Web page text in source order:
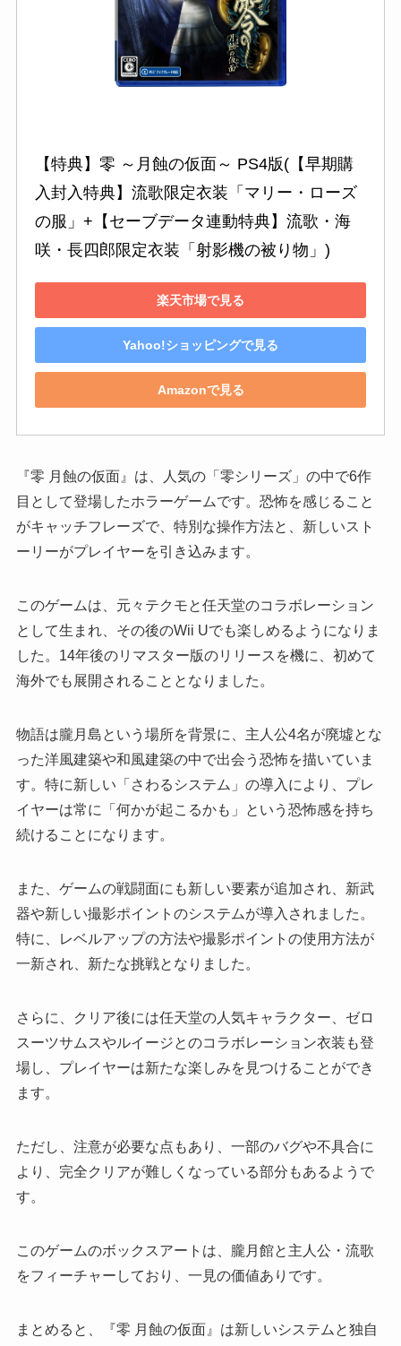
【特典】零 ～月蝕の仮面～ PS4版(【早期購
入封入特典】流歌限定衣装「マリー・ローズ
の服」+【セーブデータ連動特典】流歌・海
咲・長四郎限定衣装「射影機の被り物」)
楽天市場で見る
Yahoo!ショッピングで見る
Amazonで見る
『零 月蝕の仮面』は、人気の「零シリーズ」の中で6作
目として登場したホラーゲームです。恐怖を感じること
がキャッチフレーズで、特別な操作方法と、新しいスト
ーリーがプレイヤーを引き込みます。
このゲームは、元々テクモと任天堂のコラボレーション
として生まれ、その後のWii Uでも楽しめるようになりま
した。14年後のリマスター版のリリースを機に、初めて
海外でも展開されることとなりました。
物語は朧月島という場所を背景に、主人公4名が廃墟とな
った洋風建築や和風建築の中で出会う恐怖を描いていま
す。特に新しい「さわるシステム」の導入により、プレ
イヤーは常に「何かが起こるかも」という恐怖感を持ち
続けることになります。
また、ゲームの戦闘面にも新しい要素が追加され、新武
器や新しい撮影ポイントのシステムが導入されました。
特に、レベルアップの方法や撮影ポイントの使用方法が
一新され、新たな挑戦となりました。
さらに、クリア後には任天堂の人気キャラクター、ゼロ
スーツサムスやルイージとのコラボレーション衣装も登
場し、プレイヤーは新たな楽しみを見つけることができ
ます。
ただし、注意が必要な点もあり、一部のバグや不具合に
より、完全クリアが難しくなっている部分もあるようで
す。
このゲームのボックスアートは、朧月館と主人公・流歌
をフィーチャーしており、一見の価値ありです。
まとめると、『零 月蝕の仮面』は新しいシステムと独自